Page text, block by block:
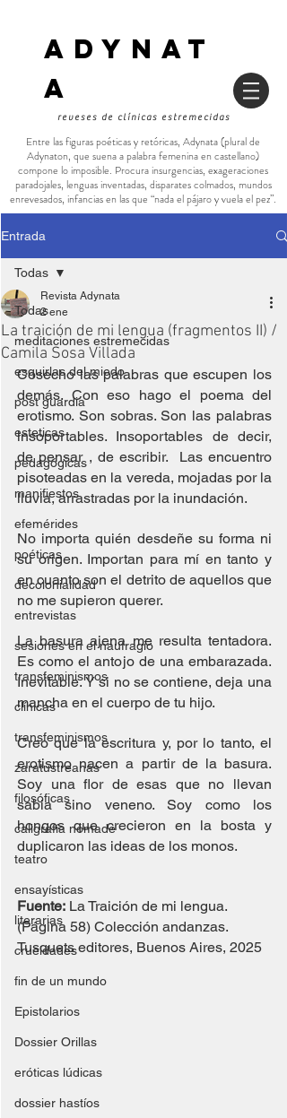
ADYNAT
a
reveses de clínicas estremecidas
Entre las figuras poéticas y retóricas, Adynata (plural de
Adynaton, que suena a palabra femenina en castellano)
compone lo imposible. Procura insurgencias, exageraciones
paradojales, lenguas inventadas, disparates colmados, mundos
enrevesados, infancias en las que “nada el pájaro y vuela el pez”.
Entrada
Todas
meditaciones estremecidas
esquirlas del miedo
post guardia
esteticas
pedagógicas
manifiestos
efemérides
poéticas
decolonialidad
entrevistas
sesiones en el naufragio
transfeminismos
clínicas
transfeminismos
zaratustreanas
filosóficas
caligrafía nómade
teatro
ensayísticas
literarias
crueldades
fin de un mundo
Epistolarios
Dossier Orillas
eróticas lúdicas
dossier hastíos
Todas
La traición de mi lengua (fragmentos II) /
Camila Sosa Villada
Revista Adynata
2 ene
Cosecho las palabras que escupen los
demás. Con eso hago el poema del
erotismo. Son sobras. Son las palabras
insoportables. Insoportables de decir,
de pensar , de escribir.  Las encuentro
pisoteadas en la vereda, mojadas por la
lluvia, arrastradas por la inundación.
No importa quién desdeñe su forma ni
su origen. Importan para mí en tanto y
en cuanto son el detrito de aquellos que
no me supieron querer.
La basura ajena me resulta tentadora.
Es como el antojo de una embarazada.
Inevitable. Y si no se contiene, deja una
mancha en el cuerpo de tu hijo.
Creo que la escritura y, por lo tanto, el
erotismo nacen a partir de la basura.
Soy una flor de esas que no llevan
sabia sino veneno. Soy como los
hongos que crecieron en la bosta y
duplicaron las ideas de los monos.
Fuente: La Traición de mi lengua.
(Página 58) Colección andanzas.
Tusquets editores, Buenos Aires, 2025